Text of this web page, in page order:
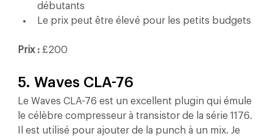
débutants
Le prix peut être élevé pour les petits budgets
Prix : £200
5. Waves CLA-76
Le Waves CLA-76 est un excellent plugin qui émule
le célèbre compresseur à transistor de la série 1176.
Il est utilisé pour ajouter de la punch à un mix. Je